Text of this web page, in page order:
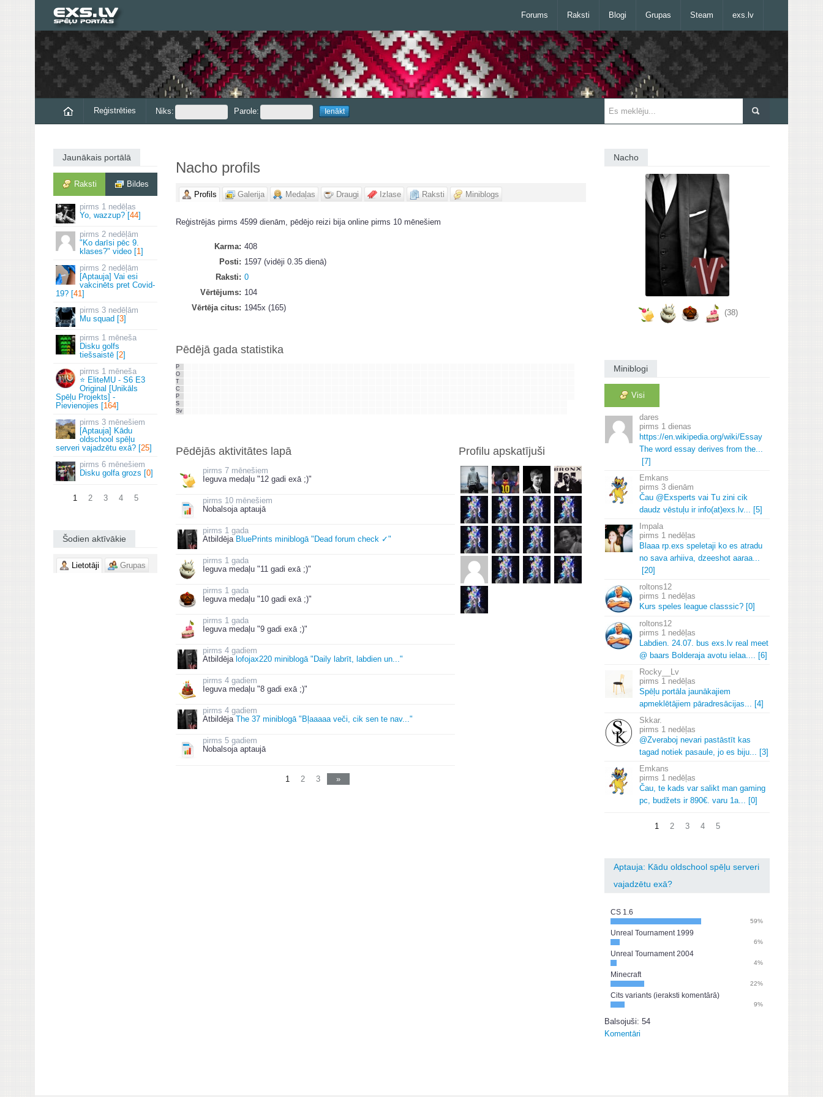
Forums Raksti Blogi Grupas Steam exs.lv
Reģistrēties Niks: Parole:
Jaunākais portālā
Raksti Bildes
1 nedēļas
Yo, wazzup? [44]
2 nedēļām
"Ko darīsi pēc 9.
klases?" video [1]
2 nedēļām
[Aptauja] Vai esi
vakcinēts pret Covid-
19? [41]
3 nedēļām
Mu squad [3]
1 mēneša
Disku golfs
tiešsaistē [2]
1 mēneša
⭐ EliteMU - S6 E3
Original [Unikāls
Spēļu Projekts] -
Pievienojies [164]
3 mēnešiem
[Aptauja] Kādu
oldschool spēļu
serveri vajadzētu exā? [25]
6 mēnešiem
Disku golfa grozs [0]
1 2 3 4 5
Šodien aktīvākie
Lietotāji Grupas
Nacho profils
Profils Galerija Medaļas Draugi Izlase Raksti Miniblogs
Reģistrējās pirms 4599 dienām, pēdējo reizi bija online pirms 10 mēnešiem
Karma
408
Posti
1597 (vidēji 0.35 dienā)
Raksti
0
Vērtējums
104
Vērtēja citus
1945x (165)
Pēdējā gada statistika
P
O
T
C
P
S
Sv
Pēdējās aktivitātes lapā
7 mēnešiem
Ieguva medaļu "12 gadi exā ;)"
10 mēnešiem
Nobalsoja aptaujā
1 gada
Atbildēja BluePrints miniblogā "Dead forum check ✓"
1 gada
Ieguva medaļu "11 gadi exā ;)"
1 gada
Ieguva medaļu "10 gadi exā ;)"
1 gada
Ieguva medaļu "9 gadi exā ;)"
4 gadiem
Atbildēja lofojax220 miniblogā "Daily labrīt, labdien un..."
4 gadiem
Ieguva medaļu "8 gadi exā ;)"
4 gadiem
Atbildēja The 37 miniblogā "Bļaaaaa veči, cik sen te nav..."
5 gadiem
Nobalsoja aptaujā
1 2 3 »
Profilu apskatījuši
Nacho
(38)
Miniblogi
Visi
dares
1 dienas
https://en.wikipedia.org/wiki/Essay
The word essay derives from the...
[7]
Emkans
3 dienām
Čau @Exsperts vai Tu zini cik
daudz vēstuļu ir info(at)exs. lv... [5]
Impala
1 nedēļas
Blaaa rp.exs speletaji ko es atradu
no sava arhiiva, dzeeshot aaraa...
[20]
roltons12
1 nedēļas
Kurs speles league classsic? [0]
roltons12
1 nedēļas
Labdien. 24.07. bus exs. lv real meet
@ baars Bolderaja avotu ielaa.... [6]
Rocky__Lv
1 nedēļas
Spēļu portāla jaunākajiem
apmeklētājiem pāradresācijas... [4]
Skkar.
1 nedēļas
@Zveraboj nevari pastāstīt kas
tagad notiek pasaule, jo es biju... [3]
Emkans
1 nedēļas
Čau, te kads var salikt man gaming
pc, budžets ir 890€. varu 1a... [0]
1 2 3 4 5
Aptauja: Kādu oldschool spēļu serveri
vajadzētu exā?
CS 1.6
59%
Unreal Tournament 1999
6%
Unreal Tournament 2004
4%
Minecraft
22%
Cits variants (ieraksti komentārā)
9%
Balsojuši: 54
Komentāri